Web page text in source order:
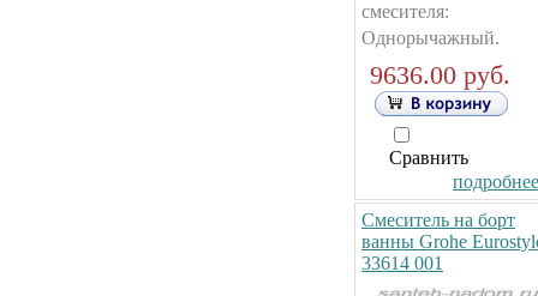
смесителя:
Однорычажный.
9636.00 руб.
Сравнить
Смеситель на борт
ванны Grohe
33614 001